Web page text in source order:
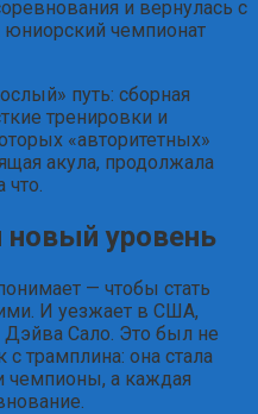
и вернулась с
чемпионат
путь: сборная
тренировки и
«авторитетных»
акула, продолжала
что.
новый уровень
— чтобы стать
И уезжает в США,
Дэйва Сало. Это был не
трамплина: она стала
чемпионы, а каждая